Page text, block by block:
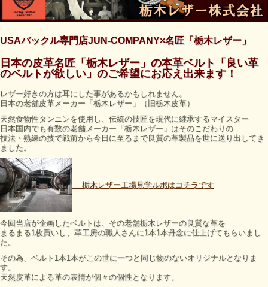
USAバックル専門店JUN-COMPANY×名匠「栃木レザー」
日本の皮革名匠「栃木レザー」の本革ベルト「良い革
のベルトが欲しい」のご希望にお応え出来ます！
レザー好きの方は耳にした事があるかもしれません。
日本の老舗皮革メーカー「栃木レザー」（旧栃木皮革）
天然食物性タンニンを使用し、伝統の技匠を現代に継承するマイスター
日本国内でも有数の老舗メーカー「栃木レザー」はそのこだわりの
技法・熟練の技で戦前から今日に至るまで良質の革製品を世に送り出してき
ました。
栃木レザー工場見学ルポはコチラです
今回当店が企画したベルトは、その老舗栃木レザーの良質な革を
まるまる1枚買いし、革工房の職人さんに1本1本丹念に仕上げて もらいまし
た。
その為、ベルト 1本1本がこの世に一つと同じ物のないオリジナルと なりま
す。
天然皮革による革の表情が個々の個性となります。